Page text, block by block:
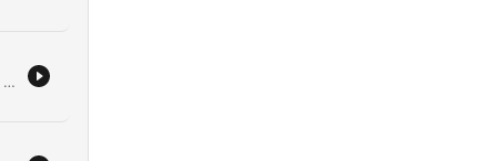
O debate analisa o cenário europeu do Benfica, os possíveis adversários na Liga Europa e a situação de mercado de jogadores como Sheldon Drew. São discutidas também as possibilidades de saída de Vítor Fraule do FC Porto para a Premier League e a transformação do plantel do Sporting. Os comentadores abordam ainda as mudanças no plantel do Sporting, a preocupação com o desempenho da arbitragem na nova época e atribuem notas a vários eventos desportivos. O episódio encerra com uma homenagem ao legado de Franco Baresi e uma reflexão sobre o impacto das redes sociais.